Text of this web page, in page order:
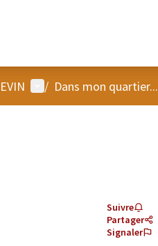
Menu utilisateur
/ Dans mon quartier...
Suivre
Partager
Signaler